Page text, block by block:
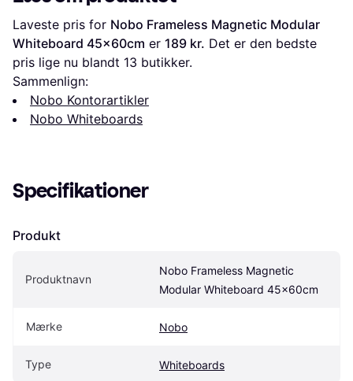
Laveste pris for Nobo Frameless Magnetic Modular
Whiteboard 45x60cm er 189 kr. Det er den bedste
pris lige nu blandt 13 butikker.
Sammenlign:
Nobo Kontorartikler
Nobo Whiteboards
Specifikationer
Produkt
Produktnavn
Nobo Frameless Magnetic
Modular Whiteboard 45x60cm
Mærke Nobo
Type Whiteboards